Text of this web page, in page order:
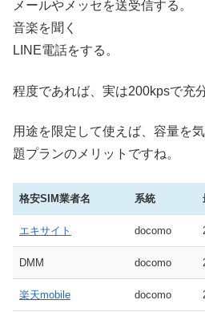
メールやメッセを送受信する。
音楽を聞く
LINE電話をする。
程度であれば、実は200kpsで充
用途を限定して使えば、容量を
題プランのメリットですね。
格安SIM業者名 系統
エキサイト docomo
DMM docomo
楽天mobile docomo